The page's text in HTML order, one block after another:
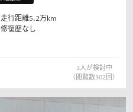
走行距離5.2万km
修復歴なし
3人が検討中
（閲覧数302回）